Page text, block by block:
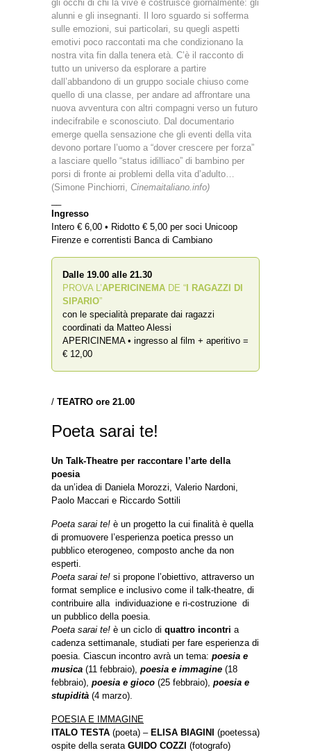
gli occhi di chi la vive e costruisce giornalmente: gli
alunni e gli insegnanti. Il loro sguardo si sofferma
sulle emozioni, sui particolari, su quegli aspetti
emotivi poco raccontati ma che condizionano la
nostra vita fin dalla tenera età. C’è il racconto di
tutto un universo da esplorare a partire
dall’abbandono di un gruppo sociale chiuso come
quello di una classe, per andare ad affrontare una
nuova avventura con altri compagni verso un futuro
indecifrabile e sconosciuto. Dal documentario
emerge quella sensazione che gli eventi della vita
devono portare l’uomo a “dover crescere per forza”
a lasciare quello “status idilliaco” di bambino per
porsi di fronte ai problemi della vita d’adulto…
(Simone Pinchiorri, Cinemaitaliano.info)
Ingresso
Intero € 6,00 • Ridotto € 5,00 per soci Unicoop
Firenze e correntisti Banca di Cambiano
Dalle 19.00 alle 21.30
PROVA L’APERICINEMA DE “I RAGAZZI DI
SIPARIO”
con le specialità preparate dai ragazzi
coordinati da Matteo Alessi
APERICINEMA • ingresso al film + aperitivo =
€ 12,00
/ TEATRO ore 21.00
Poeta sarai te!
Un Talk-Theatre per raccontare l’arte della
poesia
da un’idea di Daniela Morozzi, Valerio Nardoni,
Paolo Maccari e Riccardo Sottili
Poeta sarai te! è un progetto la cui finalità è quella
di promuovere l’esperienza poetica presso un
pubblico eterogeneo, composto anche da non
esperti.
Poeta sarai te! si propone l’obiettivo, attraverso un
format semplice e inclusivo come il talk-theatre, di
contribuire alla individuazione e ri-costruzione di
un pubblico della poesia.
Poeta sarai te! è un ciclo di quattro incontri a
cadenza settimanale, studiati per fare esperienza di
poesia. Ciascun incontro avrà un tema: poesia e
musica (11 febbraio), poesia e immagine (18
febbraio), poesia e gioco (25 febbraio), poesia e
stupidità (4 marzo).
POESIA E IMMAGINE
ITALO TESTA (poeta) – ELISA BIAGINI (poetessa)
ospite della serata GUIDO COZZI (fotografo)